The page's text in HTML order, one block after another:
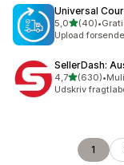
Universal
5,0ud af 5
(40)
40 •
Upload
SellerDash:
4,7ud af 5
(630)
630 •
Udskriv
1